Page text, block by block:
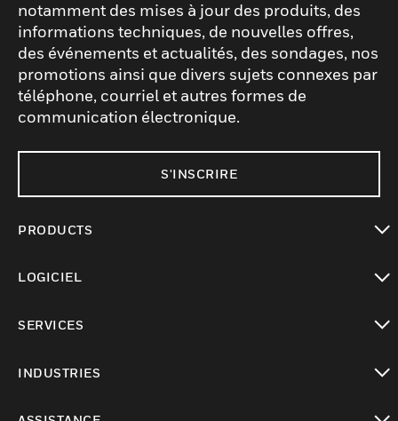
notamment des mises à jour des produits, des
informations techniques, de nouvelles offres,
des événements et actualités, des sondages, nos
promotions ainsi que divers sujets connexes par
téléphone, courriel et autres formes de
communication électronique.
S'INSCRIRE
PRODUCTS
LOGICIEL
SERVICES
INDUSTRIES